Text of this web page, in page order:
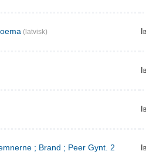
(latvisk)
; Brand ; Peer Gynt. 2